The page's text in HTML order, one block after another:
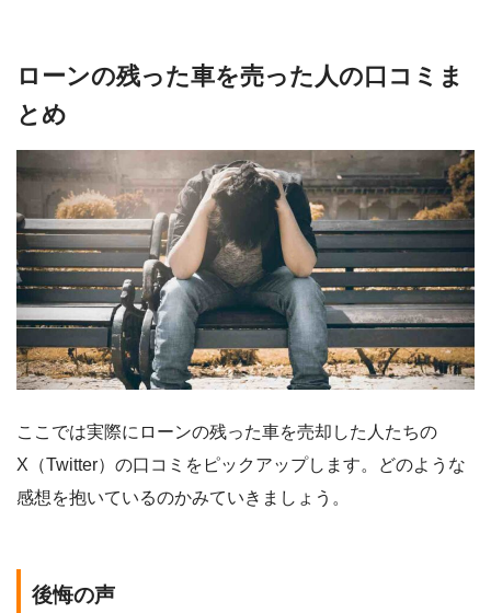
ローンの残った車を売った人の口コミま
とめ
ここでは実際にローンの残った車を売却した人たちの
X（Twitter）の口コミをピックアップします。どのような
感想を抱いているのかみていきましょう。
後悔の声